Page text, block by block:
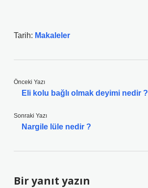
Tarih: Makaleler
Önceki Yazı
Eli kolu bağlı olmak deyimi nedir ?
Sonraki Yazı
Nargile lüle nedir ?
Bir yanıt yazın